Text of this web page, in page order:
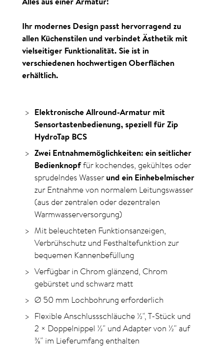
Ihr modernes Design passt hervorragend zu
allen Küchenstilen und verbindet Ästhetik mit
vielseitiger Funktionalität. Sie ist in
verschiedenen hochwertigen Oberflächen
erhältlich.
Elektronische Allround-Armatur mit
Sensortasten­­bedienung, speziell für Zip
HydroTap BCS
Zwei Entnahmemöglichkeiten: ein seitlicher
Bedienknopffür kochendes, gekühltes oder
sprudelndes Wasser und ein Einhebelmischer
zur Entnahme von normalem Leitungswasser
(aus der zentralen oder dezentralen
Warmwasserversorgung)
Mit beleuchteten Funktionsanzeigen,
Verbrühschutz und Festhaltefunktion zur
bequemen Kannenbefüllung
Verfügbar in Chrom glänzend, Chrom
gebürstet und schwarz matt
Ø 50 mm Lochbohrung erforderlich
Flexible Anschlussschläuche ½", T-Stück und
2 × Doppelnippel ½" und Adapter von ½" auf
⅜" im Lieferumfang enthalten